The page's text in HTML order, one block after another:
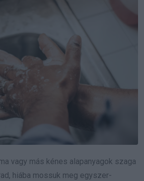
vagy más kénes alapanyagok szaga
hiába mossuk meg egyszer-